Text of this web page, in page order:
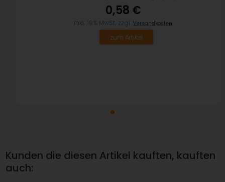
0,58 €
Versandkosten
zum Artikel
Kunden die diesen Artikel kauften, kauften
auch: